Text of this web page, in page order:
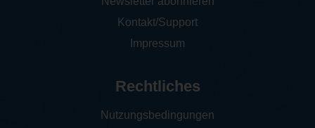
Kontakt/Support
Impressum
Rechtliches
Nutzungsbedingungen